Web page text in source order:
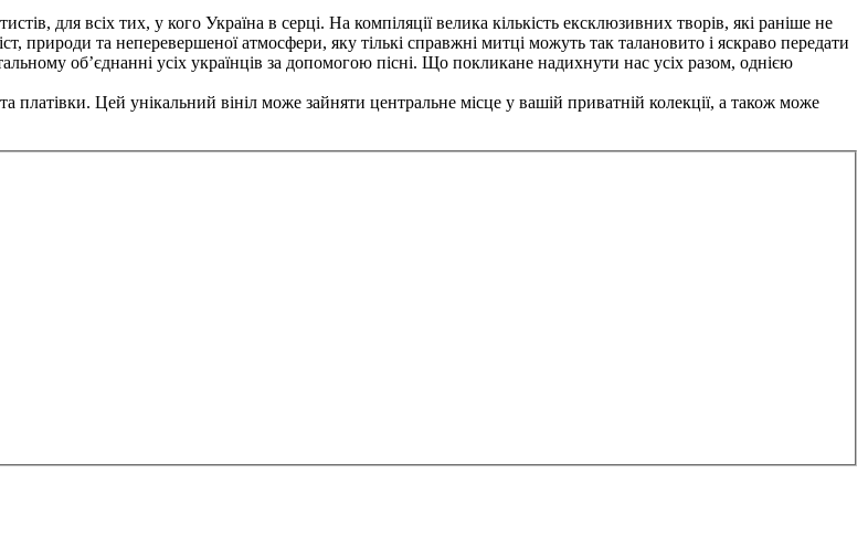
для всіх тих, у кого Україна в серці. На компіляції велика кількість ексклюзивних творів, які раніше не
природи та неперевершеної атмосфери, яку тількі справжні митці можуть так талановито і яскраво передати
обʼєднанні усіх українців за допомогою пісні. Що покликане надихнути нас усіх разом, однією
платівки. Цей унікальний вініл може зайняти центральне місце у вашій приватній колекції, а також може